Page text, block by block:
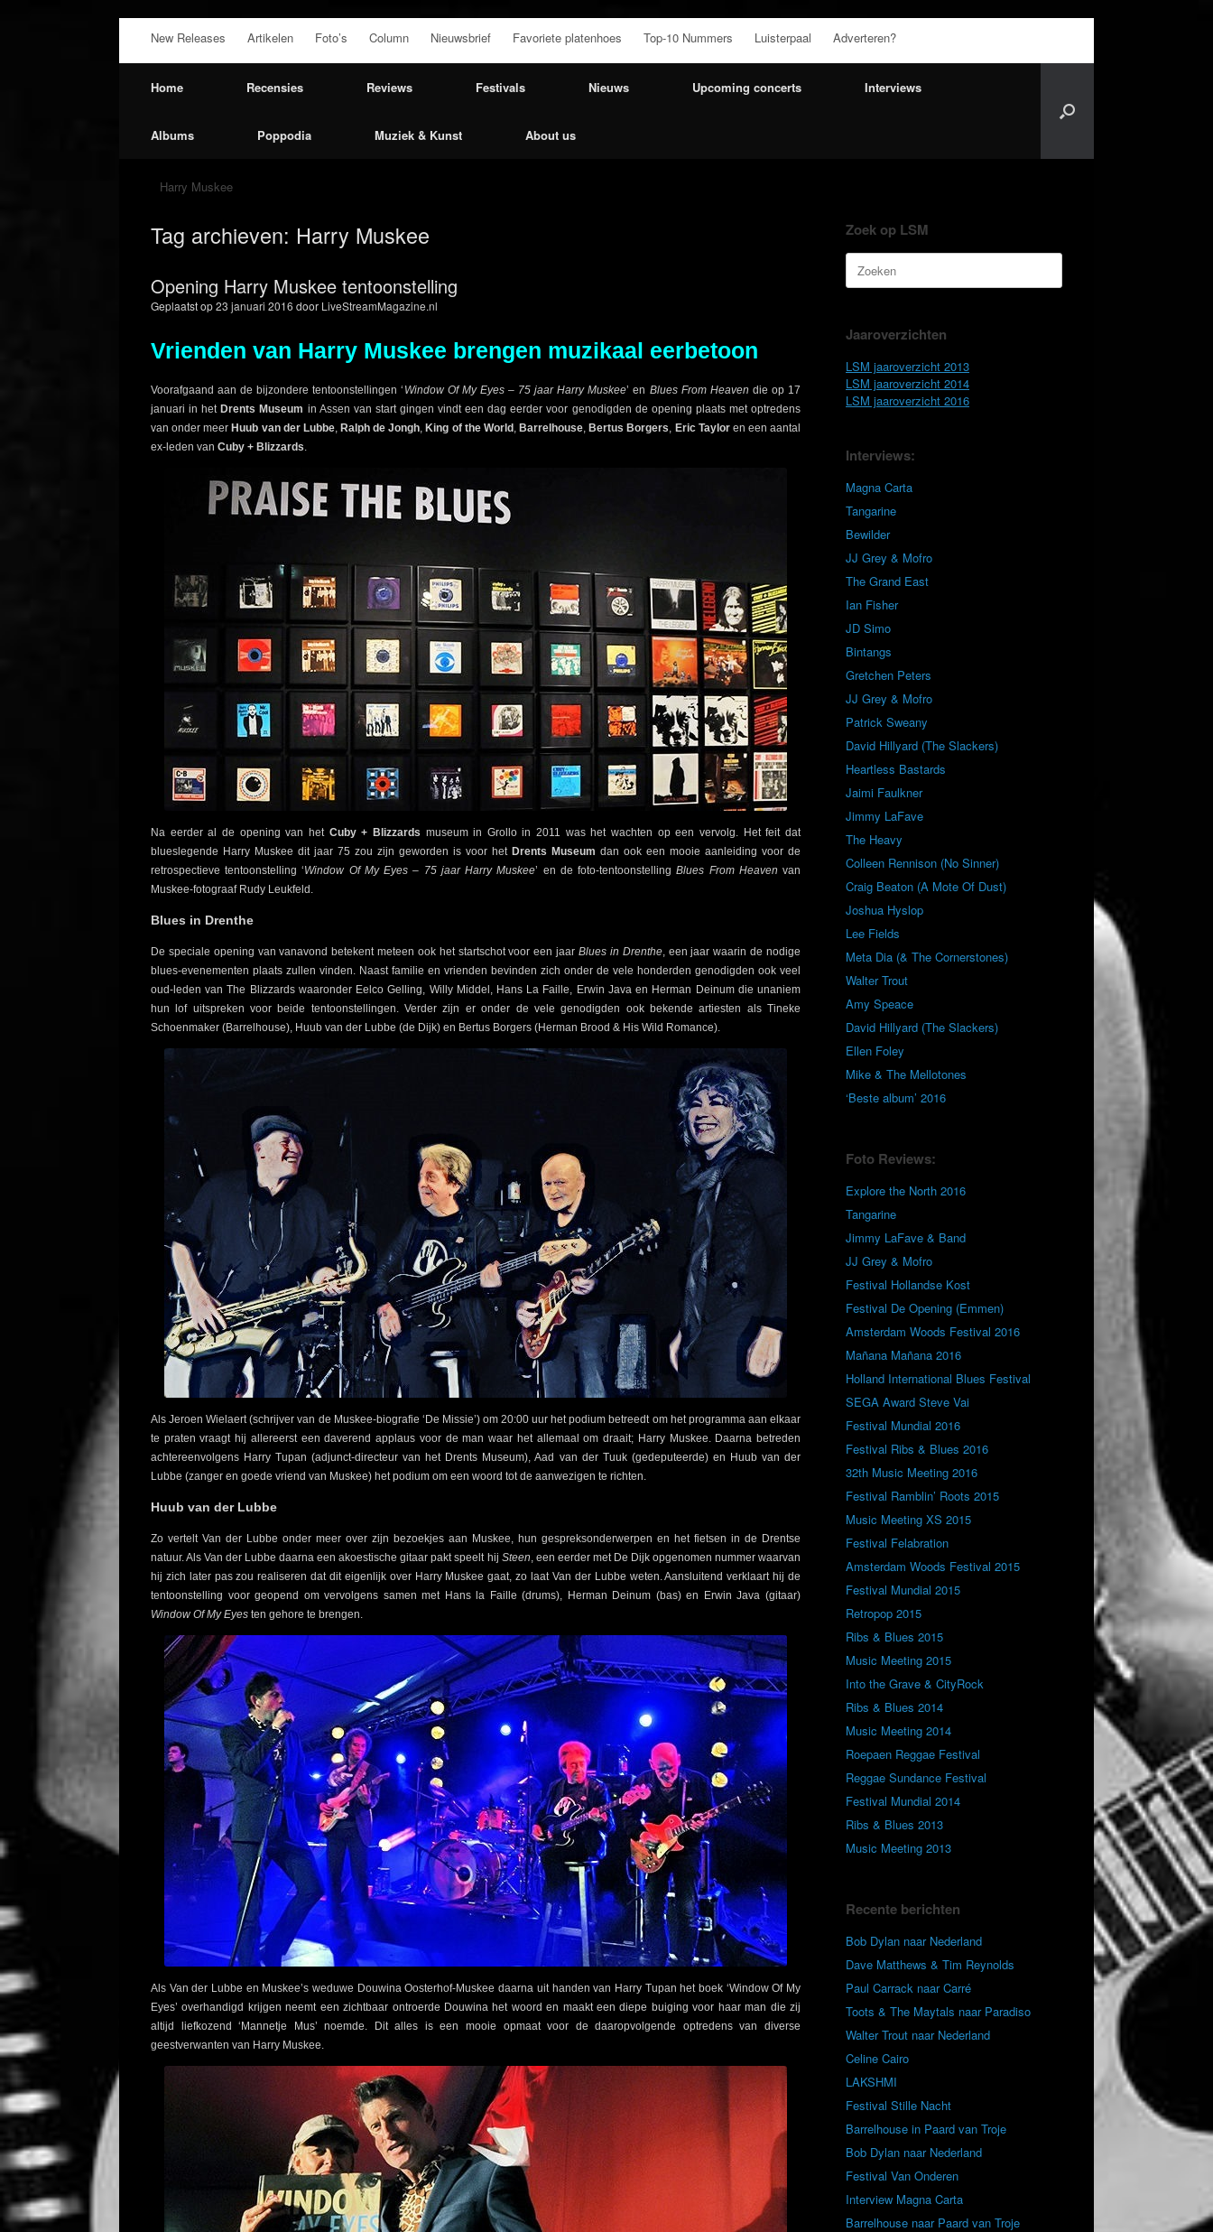
de
New Releases Artikelen Foto’s Column Nieuwsbrief Favoriete platenhoes Top-10 Nummers Luisterpaal Adverteren?
Home Recensies Reviews Festivals Nieuws Upcoming concerts Interviews
Albums Poppodia Muziek & Kunst About us
Harry Muskee
Tag archieven: Harry Muskee
Opening Harry Muskee tentoonstelling
Geplaatst op23 januari 2016 door LiveStreamMagazine.nl
Vrienden van Harry Muskee brengen muzikaal eerbetoon
Voorafgaand aan de bijzondere tentoonstellingen ‘ Window Of My Eyes – 75 jaar Harry Muskee’ en Blues From Heaven die op 17
januari in hetDrents Museum in Assen van start gingen vindt een dag eerder voor genodigden de opening plaats met optredens
van onder meerHuub van der Lubbe,Ralph de Jongh ,King of the World,Barrelhouse ,Bertus Borgers Eric Tayloren een aantal
ex-leden van Cuby + Blizzards
Na eerder al de opening van het Cuby + Blizzards museum in Grollo in 2011 was het wachten op een vervolg. Het feit dat
blueslegende Harry Muskee dit jaar 75 zou zijn geworden is voor het Drents Museum dan ook een mooie aanleiding voor de
retrospectieve tentoonstelling ‘Window Of My Eyes – 75 jaar Harry Muskee’ en de foto-tentoonstellingBlues From Heaven van
Muskee-fotograaf Rudy Leukfeld.
Blues in Drenthe
De speciale opening van vanavond betekent meteen ook het startschot voor een jaarBlues in Drenthe, een jaar waarin de nodige
blues-evenementen plaats zullen vinden. Naast familie en vrienden bevinden zich onder de vele honderden genodigden ook veel
oud-leden van The Blizzards waaronder Eelco Gelling, Willy Middel, Hans La Faille, Erwin Java en Herman Deinum die unaniem
hun lof uitspreken voor beide tentoonstellingen. Verder zijn er onder de vele genodigden ook bekende artiesten als Tineke
Schoenmaker (Barrelhouse), Huub van der Lubbe (de Dijk) en Bertus Borgers (Herman Brood & His Wild Romance).
Als Jeroen Wielaert (schrijver van de Muskee-biografie ‘De Missie’) om 20:00 uur het podium betreedt om het programma aan elkaar
te praten vraagt hij allereerst een daverend applaus voor de man waar het allemaal om draait; Harry Muskee. Daarna betreden
achtereenvolgens Harry Tupan (adjunct-directeur van het Drents Museum), Aad van der Tuuk (gedeputeerde) en Huub van der
Lubbe (zanger en goede vriend van Muskee) het podium om een woord tot de aanwezigen te richten.
Huub van der Lubbe
Zo vertelt Van der Lubbe onder meer over zijn bezoekjes aan Muskee, hun gespreksonderwerpen en het fietsen in de Drentse
natuur. Als Van der Lubbe daarna een akoestische gitaar pakt speelt hij Steen , een eerder met De Dijk opgenomen nummer waarvan
hij zich later pas zou realiseren dat dit eigenlijk over Harry Muskee gaat, zo laat Van der Lubbe weten. Aansluitend verklaart hij de
tentoonstelling voor geopend om vervolgens samen met Hans la Faille (drums), Herman Deinum (bas) en Erwin Java (gitaar)
Window Of My Eyes ten gehore te brengen.
Als Van der Lubbe en Muskee’s weduwe Douwina Oosterhof-Muskee daarna uit handen van Harry Tupan het boek ‘Window Of My
Eyes’ overhandigd krijgen neemt een zichtbaar ontroerde Douwina het woord en maakt een diepe buiging voor haar man die zij
altijd liefkozend ‘Mannetje Mus’ noemde. Dit alles is een mooie opmaat voor de daaropvolgende optredens van diverse
geestverwanten van Harry Muskee.
Zoek op LSM
Zoeken
naar:
Jaaroverzichten
LSM jaaroverzicht 2013
LSM jaaroverzicht 2014
LSM jaaroverzicht 2016
Interviews:
Magna Carta
Tangarine
Bewilder
JJ Grey & Mofro
The Grand East
Ian Fisher
JD Simo
Bintangs
Gretchen Peters
JJ Grey & Mofro
Patrick Sweany
David Hillyard (The Slackers)
Heartless Bastards
Jaimi Faulkner
Jimmy LaFave
The Heavy
Colleen Rennison (No Sinner)
Craig Beaton (A Mote Of Dust)
Joshua Hyslop
Lee Fields
Meta Dia (& The Cornerstones)
Walter Trout
Amy Speace
David Hillyard (The Slackers)
Ellen Foley
Mike & The Mellotones
‘Beste album’ 2016
Foto Reviews:
Explore the North 2016
Tangarine
Jimmy LaFave & Band
JJ Grey & Mofro
Festival Hollandse Kost
Festival De Opening (Emmen)
Amsterdam Woods Festival 2016
Mañana Mañana 2016
Holland International Blues Festival
SEGA Award Steve Vai
Festival Mundial 2016
Festival Ribs & Blues 2016
32th Music Meeting 2016
Festival Ramblin’ Roots 2015
Music Meeting XS 2015
Festival Felabration
Amsterdam Woods Festival 2015
Festival Mundial 2015
Retropop 2015
Ribs & Blues 2015
Music Meeting 2015
Into the Grave & CityRock
Ribs & Blues 2014
Music Meeting 2014
Roepaen Reggae Festival
Reggae Sundance Festival
Festival Mundial 2014
Ribs & Blues 2013
Music Meeting 2013
Recente berichten
Bob Dylan naar Nederland
Dave Matthews & Tim Reynolds
Paul Carrack naar Carré
Toots & The Maytals naar Paradiso
Walter Trout naar Nederland
Celine Cairo
LAKSHMI
Festival Stille Nacht
Barrelhouse in Paard van Troje
Bob Dylan naar Nederland
Festival Van Onderen
Interview Magna Carta
Barrelhouse naar Paard van Troje